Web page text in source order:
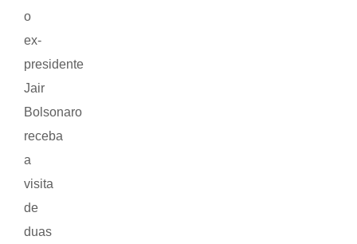
o
ex-
presidente
Jair
Bolsonaro
receba
a
visita
de
duas